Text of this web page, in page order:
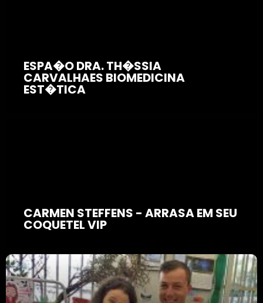
ESPA�O DRA. TH�SSIA
CARVALHAES BIOMEDICINA
EST�TICA
CARMEN STEFFENS - ARRASA EM SEU
COQUETEL VIP